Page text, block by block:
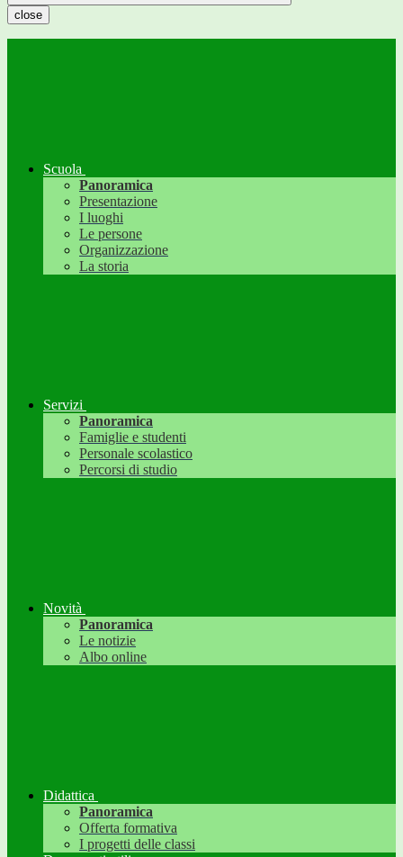
close
Scuola
Panoramica
Presentazione
I luoghi
Le persone
Organizzazione
La storia
Servizi
Panoramica
Famiglie e studenti
Personale scolastico
Percorsi di studio
Novità
Panoramica
Le notizie
Albo online
Didattica
Panoramica
Offerta formativa
I progetti delle classi